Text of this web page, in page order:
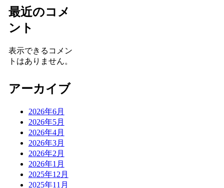
最近のコメ
ント
表示できるコメン
トはありません。
アーカイブ
2026年6月
2026年5月
2026年4月
2026年3月
2026年2月
2026年1月
2025年12月
2025年11月